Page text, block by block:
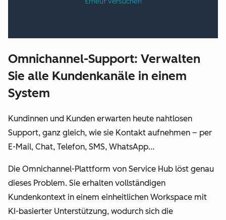
Omnichannel-Support: Verwalten
Sie alle Kundenkanäle in einem
System
Kundinnen und Kunden erwarten heute nahtlosen
Support, ganz gleich, wie sie Kontakt aufnehmen – per
E-Mail, Chat, Telefon, SMS, WhatsApp...
Die Omnichannel-Plattform von Service Hub löst genau
dieses Problem. Sie erhalten vollständigen
Kundenkontext in einem einheitlichen Workspace mit
KI-basierter Unterstützung, wodurch sich die